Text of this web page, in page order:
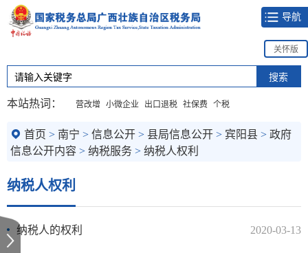
导航
关怀版
本站热词： 营改增 小微企业 出口退税 社保费 个税
首页 > 南宁 > 信息公开 > 县局信息公开 > 宾阳县 > 政府
信息公开内容 > 纳税服务 > 纳税人权利
纳税人权利
2020-03-13
纳税人的权利